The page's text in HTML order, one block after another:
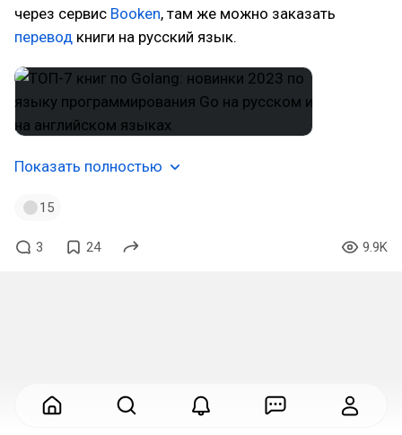
через сервис Booken, там же можно заказать
перевод книги на русский язык.
Показать полностью
15
3 24 9.9K